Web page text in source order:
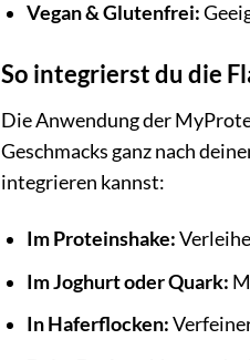
Vegan & Glutenfrei:
So integrierst du die
Die Anwendung der
Geschmacks ganz nach
integrieren kannst:
Im Proteinshake:
Im Joghurt oder Quark:
In Haferflocken: